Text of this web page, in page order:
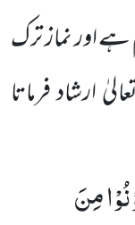
ہے اور نماز ترک
ارشاد فرماتا
مِنَ